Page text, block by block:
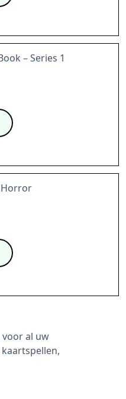
– Series 1
Horror
voor al uw